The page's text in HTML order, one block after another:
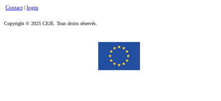
Contact
login
Copyright © 2025 CEJE. Tous droits réservés.